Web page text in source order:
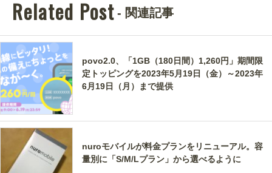
Related Post - 関連記事
povo2.0、「1GB（180日間）1,260円」期間限
定トッピングを2023年5月19日（金）～2023年
6月19日（月）まで提供
nuroモバイルが料金プランをリニューアル。容
量別に「S/M/Lプラン」から選べるように